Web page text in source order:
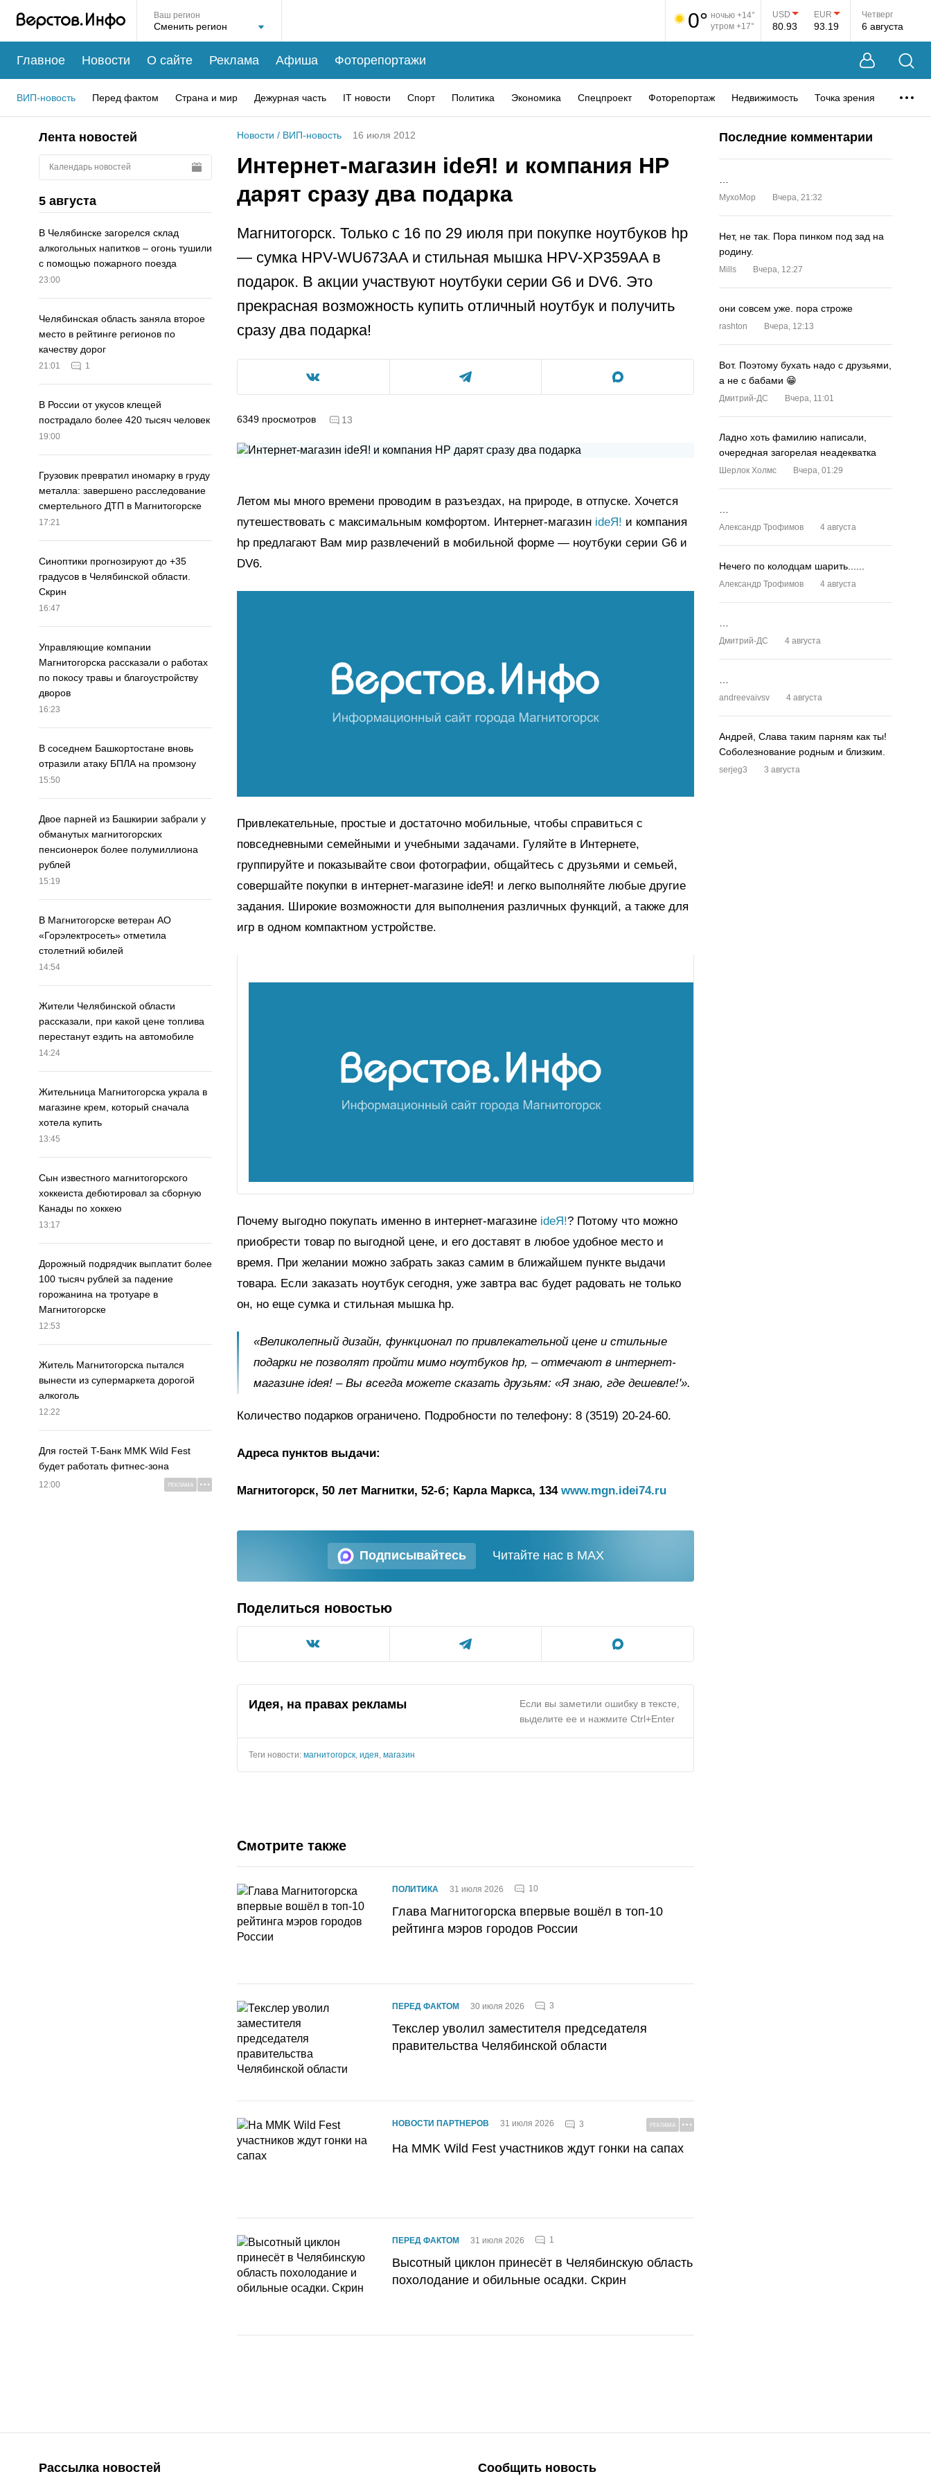
Ваш регион 0° ночью +14°
утром +17°
USD
80.93
EUR
93.19
Четверг
6 августа
Главное Новости О сайте Реклама Афиша Фоторепортажи
ВИП-новость Перед фактом Страна и мир Дежурная часть IT новости Спорт Политика Экономика Спецпроект Фоторепортаж Недвижимость Точка зрения
Лента новостей
Календарь новостей
5 августа
В Челябинске загорелся склад
алкогольных напитков – огонь тушили
с помощью пожарного поезда
23:00
Челябинская область заняла второе
место в рейтинге регионов по
качеству дорог
21:01 1
В России от укусов клещей
пострадало более 420 тысяч человек
19:00
Грузовик превратил иномарку в груду
металла: завершено расследование
смертельного ДТП в Магнитогорске
17:21
Синоптики прогнозируют до +35
градусов в Челябинской области.
Скрин
16:47
Управляющие компании
Магнитогорска рассказали о работах
по покосу травы и благоустройству
дворов
16:23
В соседнем Башкортостане вновь
отразили атаку БПЛА на промзону
15:50
Двое парней из Башкирии забрали у
обманутых магнитогорских
пенсионерок более полумиллиона
рублей
15:19
В Магнитогорске ветеран АО
«Горэлектросеть» отметила
столетний юбилей
14:54
Жители Челябинской области
рассказали, при какой цене топлива
перестанут ездить на автомобиле
14:24
Жительница Магнитогорска украла в
магазине крем, который сначала
хотела купить
13:45
Сын известного магнитогорского
хоккеиста дебютировал за сборную
Канады по хоккею
13:17
Дорожный подрядчик выплатит более
100 тысяч рублей за падение
горожанина на тротуаре в
Магнитогорске
12:53
Житель Магнитогорска пытался
вынести из супермаркета дорогой
алкоголь
12:22
Для гостей T-Банк MMK Wild Fest
будет работать фитнес-зона
12:00 РЕКЛАМА
Новости / ВИП-новость 16 июля 2012
Интернет-магазин ideЯ! и компания HP
дарят сразу два подарка
Магнитогорск. Только с 16 по 29 июля при покупке ноутбуков hp
— сумка HPV-WU673AA и стильная мышка HPV-XP359AA в
подарок. В акции участвуют ноутбуки серии G6 и DV6. Это
прекрасная возможность купить отличный ноутбук и получить
сразу два подарка!
6349 просмотров 13
Летом мы много времени проводим в разъездах, на природе, в отпуске. Хочется
путешествовать с максимальным комфортом. Интернет-магазин ideЯ! и компания
hp предлагают Вам мир развлечений в мобильной форме — ноутбуки серии G6 и
DV6.
Привлекательные, простые и достаточно мобильные, чтобы справиться с
повседневными семейными и учебными задачами. Гуляйте в Интернете,
группируйте и показывайте свои фотографии, общайтесь с друзьями и семьей,
совершайте покупки в интернет-магазине ideЯ! и легко выполняйте любые другие
задания. Широкие возможности для выполнения различных функций, а также для
игр в одном компактном устройстве.
Почему выгодно покупать именно в интернет-магазине ideЯ!? Потому что можно
приобрести товар по выгодной цене, и его доставят в любое удобное место и
время. При желании можно забрать заказ самим в ближайшем пункте выдачи
товара. Если заказать ноутбук сегодня, уже завтра вас будет радовать не только
он, но еще сумка и стильная мышка hp.
«Великолепный дизайн, функционал по привлекательной цене и стильные
подарки не позволят пройти мимо ноутбуков hp, – отмечают в интернет-
магазине ideя! – Вы всегда можете сказать друзьям: «Я знаю, где дешевле!'».
Количество подарков ограничено. Подробности по телефону: 8 (3519) 20-24-60.
Адреса пунктов выдачи:
Магнитогорск, 50 лет Магнитки, 52-б; Карла Маркса, 134 www.mgn.idei74.ru
Подписывайтесь Читайте нас в MAX
Поделиться новостью
Идея, на правах рекламы
Если вы заметили ошибку в тексте,
выделите ее и нажмите Ctrl+Enter
Теги новости: магнитогорск идея магазин
Смотрите также
ПОЛИТИКА 31 июля 2026 10
Глава Магнитогорска впервые вошёл в топ-10
рейтинга мэров городов России
ПЕРЕД ФАКТОМ 30 июля 2026 3
Текслер уволил заместителя председателя
правительства Челябинской области
НОВОСТИ ПАРТНЕРОВ 31 июля 2026 3 РЕКЛАМА
На MMK Wild Fest участников ждут гонки на сапах
ПЕРЕД ФАКТОМ 31 июля 2026 1
Высотный циклон принесёт в Челябинскую область
похолодание и обильные осадки. Скрин
Последние комментарии
MyxoMop Вчера, 21:32
Нет, не так. Пора пинком под зад на
родину.
Mills Вчера, 12:27
они совсем уже. пора строже
rashton Вчера, 12:13
Вот. Поэтому бухать надо с друзьями,
а не с бабами 😁
Дмитрий-ДС Вчера, 11:01
Ладно хоть фамилию написали,
очередная загорелая неадекватка
Шерлок Холмс Вчера, 01:29
Александр Трофимов 4 августа
Нечего по колодцам шарить......
Александр Трофимов 4 августа
Дмитрий-ДС 4 августа
andreevaivsv 4 августа
Андрей, Слава таким парням как ты!
Соболезнование родным и близким.
serjeg3 3 августа
Рассылка новостей Сообщить новость